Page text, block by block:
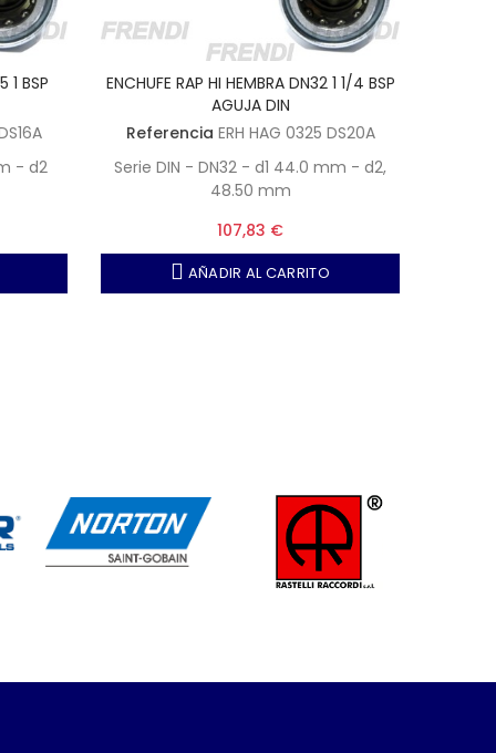
1 BSP
- d2
ENCHUFE RAP HI HEMBRA DN32 1 1/4 BSP
AGUJA DIN
Referencia ERH HAG 0325 DS20A
Serie DIN - DN32 - d1 44.0 mm - d2,
48.50 mm
107,83 €
AÑADIR AL CARRITO